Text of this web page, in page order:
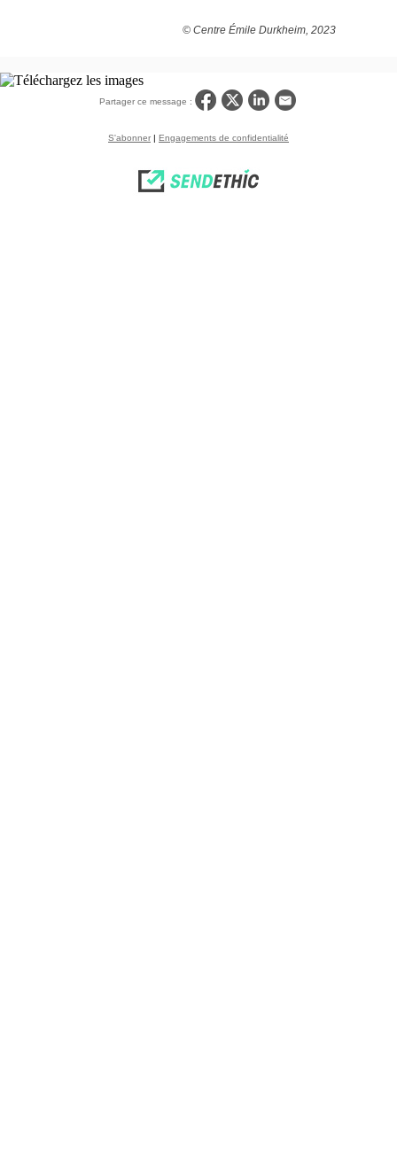
© Centre Émile Durkheim, 2023
Partager ce message :
S'abonner | Engagements de confidentialité